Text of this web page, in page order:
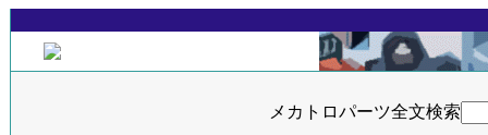
メカトロパーツ全文検索